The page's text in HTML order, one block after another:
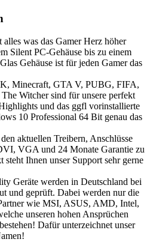
was das Gamer Herz höher
Silent PC-Gehäuse bis zu einem
Gehäuse ist für jeden Gamer das
Minecraft, GTA V, PUBG, FIFA,
Witcher sind für unsere perfekt
und das ggfl vorinstallierte
10 Professional 64 Bit genau das
aktuellen Treibern, Anschlüsse
VGA und 24 Monate Garantie zu
Ihnen unser Support sehr gerne
Geräte werden in Deutschland bei
und geprüft. Dabei werden nur die
wie MSI, ASUS, AMD, Intel,
unseren hohen Ansprüchen
Dafür unterzeichnet unser